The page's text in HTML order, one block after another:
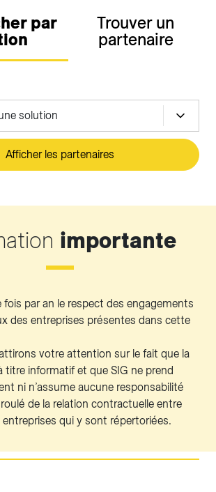
par
Trouver un
partenaire
solution
Afficher les partenaires
importante
fois par an le respect des engagements
des entreprises présentes dans cette
votre attention sur le fait que la
titre informatif et que SIG ne prend
ni n’assume aucune responsabilité
de la relation contractuelle entre
qui y sont répertoriées.